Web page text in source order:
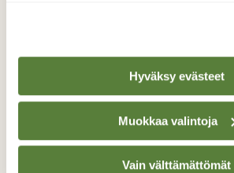
Hyväksy evästeet
Muokkaa valintoja
Vain välttämättömät
Valokuvaaja: Irja Lehtinen,